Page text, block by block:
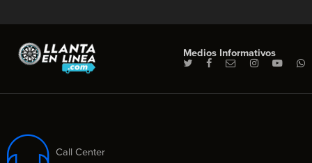
Medios Informativos
Call Center